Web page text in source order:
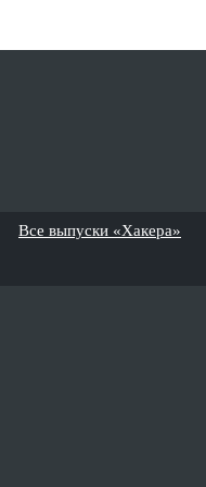
Все выпуски «Хакера»